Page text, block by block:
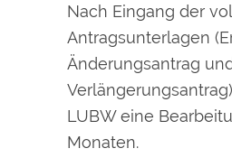
Nach Eingang der
Antragsunterlagen
Änderungsantrag
LUBW eine
Monaten.